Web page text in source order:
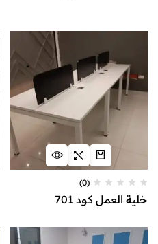
(0)
خلية العمل كود 701